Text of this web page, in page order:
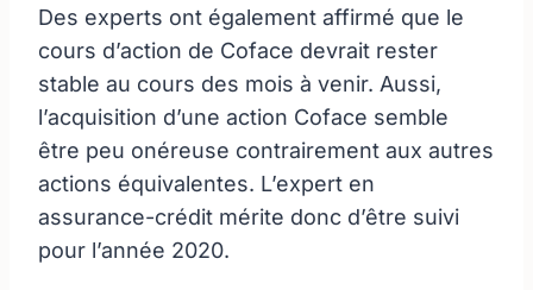
Des experts ont également affirmé que le
cours d’action de Coface devrait rester
stable au cours des mois à venir. Aussi,
l’acquisition d’une action Coface semble
être peu onéreuse contrairement aux autres
actions équivalentes. L’expert en
assurance-crédit mérite donc d’être suivi
pour l’année 2020.